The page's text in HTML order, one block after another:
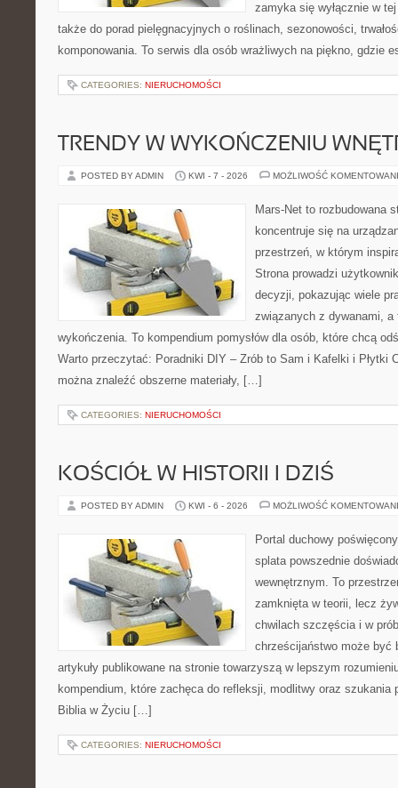
zamyka się wyłącznie w
także do porad pielęgnacyjnych o roślinach, sezonowości,
komponowania. To serwis dla osób wrażliwych na piękno, gdzie
CATEGORIES: NIERUCHOMOŚCI
TRENDY W WYKOŃCZENIU
POSTED BY ADMIN KWI - 7 - 2026 MOŻLIWOŚĆ
Mars-Net to rozbudowana
koncentruje się na
przestrzeń, w którym
Strona prowadzi
decyzji, pokazując wiele
związanych z dywanami,
wykończenia. To kompendium pomysłów dla osób, które chcą
Warto przeczytać: Poradniki DIY – Zrób to Sam i Kafelki i Płytki
można znaleźć obszerne materiały, […]
CATEGORIES: NIERUCHOMOŚCI
KOŚCIÓŁ W HISTORII I DZIŚ
POSTED BY ADMIN KWI - 6 - 2026 MOŻLIWOŚĆ
Portal duchowy
splata powszednie
wewnętrznym. To
zamknięta w teorii, lecz
chwilach szczęścia i w
chrześcijaństwo może być
artykuły publikowane na stronie towarzyszą w lepszym
kompendium, które zachęca do refleksji, modlitwy oraz szukania
Biblia w Życiu […]
CATEGORIES: NIERUCHOMOŚCI